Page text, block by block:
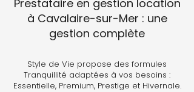
Prestataire en gestion location
à Cavalaire-sur-Mer : une
gestion complète
Style de Vie propose des formules
Tranquillité adaptées à vos besoins :
Essentielle, Premium, Prestige et Hivernale.